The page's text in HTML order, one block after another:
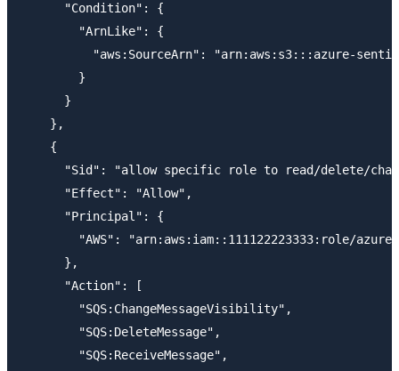
      "Condition": {
        "ArnLike": {
"aws:SourceArn": "arn:aws:s3:::azure-
        }
      }
    },
    {
"Sid": "allow specific role to read/delete/
      "Effect": "Allow",
      "Principal": {
"AWS": "arn:aws:iam::111122223333:role/
      },
      "Action": [
        "SQS:ChangeMessageVisibility",
        "SQS:DeleteMessage",
        "SQS:ReceiveMessage",